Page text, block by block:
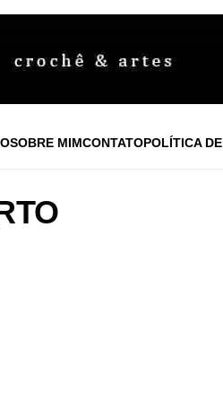
SOBRE MIMCONTATOPOLÍTICA